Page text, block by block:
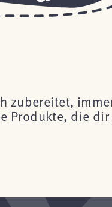
zubereitet,
Produkte, die